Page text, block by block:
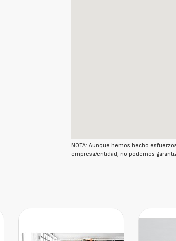
NOTA: Aunque hemos hecho
empresa/entidad, no podemos